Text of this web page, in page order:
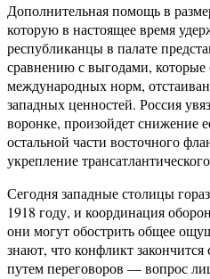
Дополнительная помощь в
которую в настоящее время
республиканцы в палате
сравнению с выгодами,
международных норм,
западных ценностей. Россия
воронке, произойдет снижение
остальной части восточного
укрепление
Сегодня западные столицы
1918 году, и координация
они могут обострить общее
знают, что конфликт
путем переговоров — вопрос